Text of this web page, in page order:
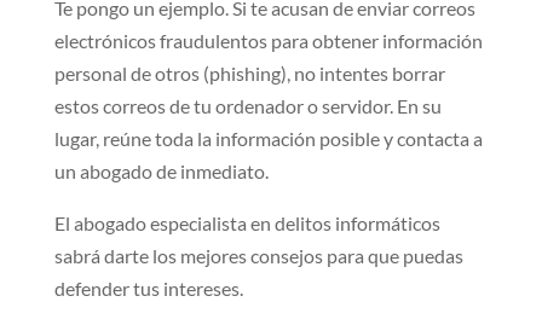
Te pongo un ejemplo. Si te acusan de enviar correos
electrónicos fraudulentos para obtener información
personal de otros (phishing), no intentes borrar
estos correos de tu ordenador o servidor. En su
lugar, reúne toda la información posible y contacta a
un abogado de inmediato.
El abogado especialista en delitos informáticos
sabrá darte los mejores consejos para que puedas
defender tus intereses.